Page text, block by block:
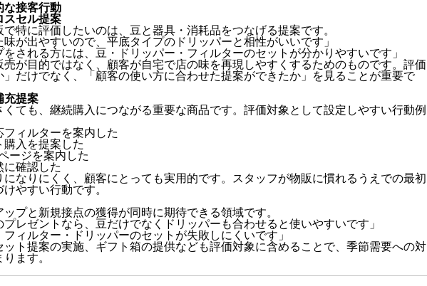
な接客行動
スセル提案
特に評価したいのは、豆と器具・消耗品をつなげる提案です。
味が出やすいので、平底タイプのドリッパーと相性がいいです」
をされる方には、豆・ドリッパー・フィルターのセットが分かりやすいです」
売が目的ではなく、顧客が自宅で店の味を再現しやすくするためのものです。評価
だけでなく、「顧客の使い方に合わせた提案ができたか」を見ることが重要で
充提案
ても、継続購入につながる重要な商品です。評価対象として設定しやすい行動例
フィルターを案内した
入を提案した
ージを案内した
に確認した
なりにくく、顧客にとっても実用的です。スタッフが物販に慣れるうえでの最初
やすい行動です。
プと新規接点の獲得が同時に期待できる領域です。
プレゼントなら、豆だけでなくドリッパーも合わせると使いやすいです」
フィルター・ドリッパーのセットが失敗しにくいです」
ト提案の実施、ギフト箱の提供なども評価対象に含めることで、季節需要への対
ます。